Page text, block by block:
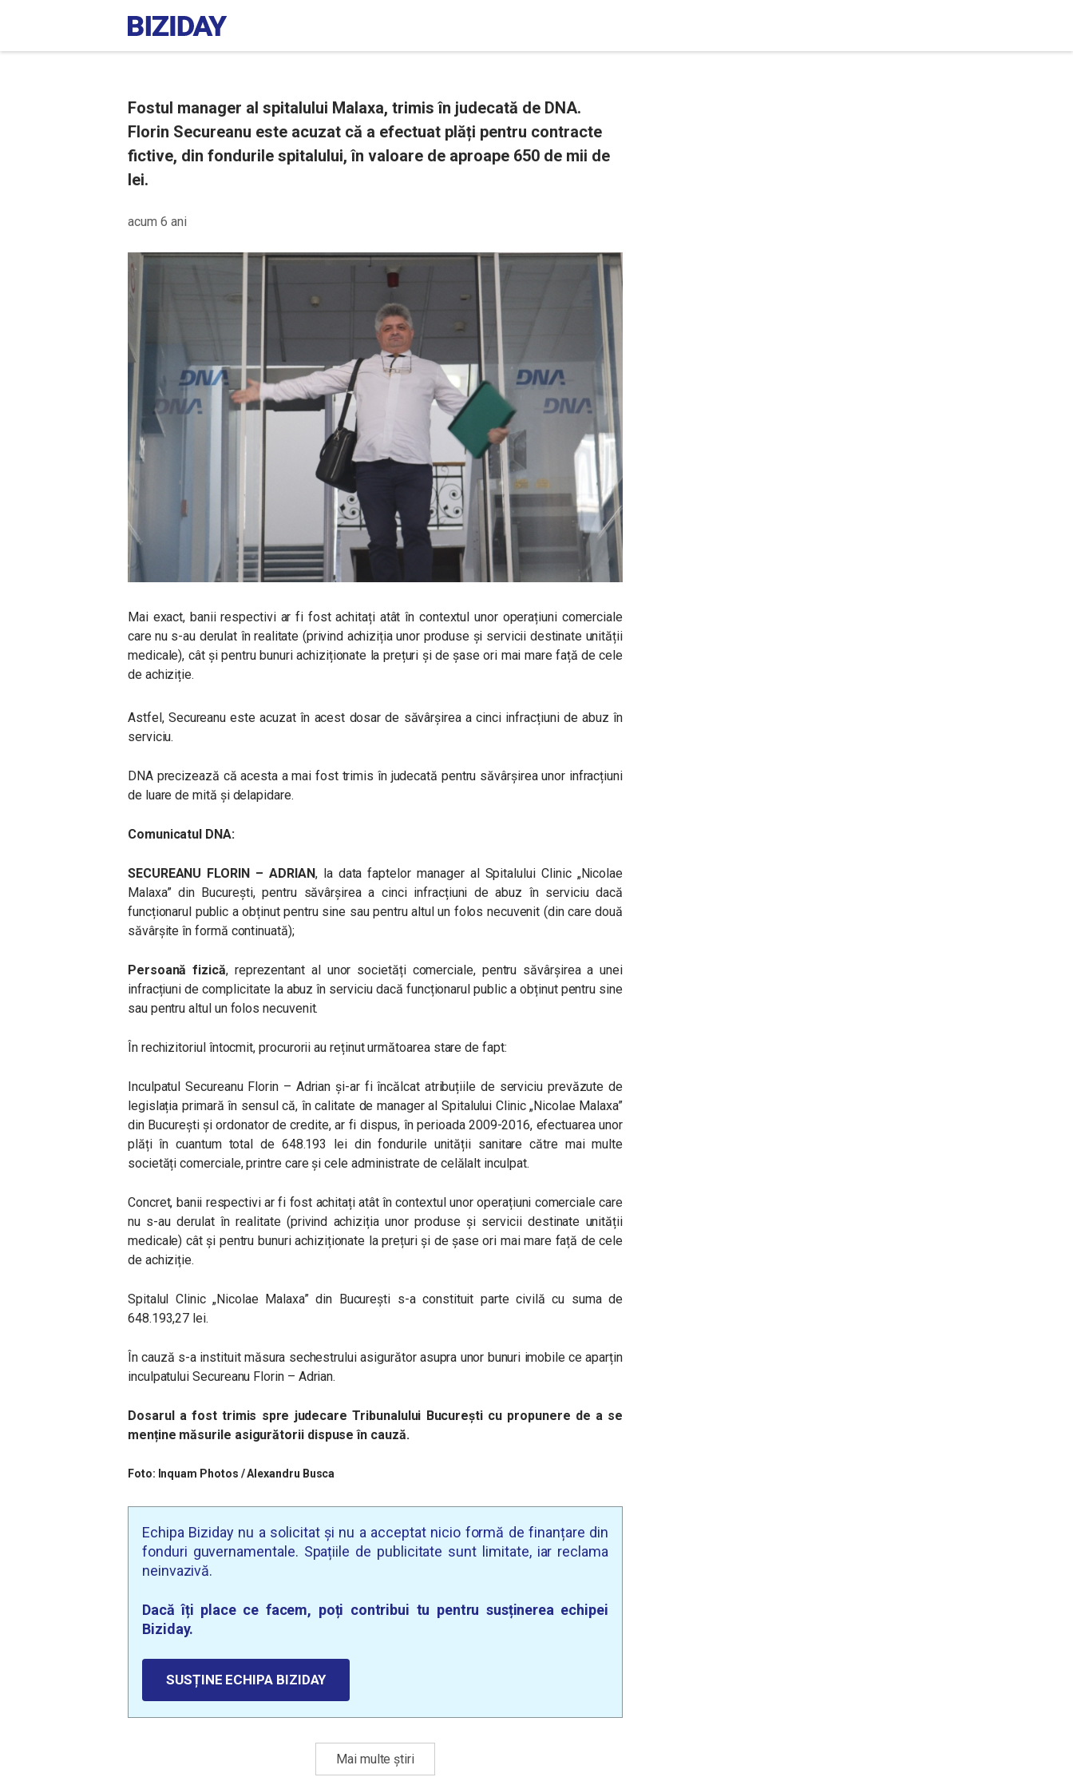
Fostul manager al spitalului Malaxa, trimis în judecată de DNA.
Florin Secureanu este acuzat că a efectuat plăți pentru contracte
fictive, din fondurile spitalului, în valoare de aproape 650 de mii de
lei.
acum 6 ani
Mai exact, banii respectivi ar fi fost achitați atât în contextul unor operațiuni comerciale
care nu s-au derulat în realitate (privind achiziția unor produse și servicii destinate unității
medicale), cât și pentru bunuri achiziționate la prețuri și de șase ori mai mare față de cele
de achiziție.
Astfel, Secureanu este acuzat în acest dosar de săvârșirea a cinci infracțiuni de abuz în
serviciu.
DNA precizează că acesta a mai fost trimis în judecată pentru săvârșirea unor infracțiuni
de luare de mită și delapidare.
Comunicatul DNA:
SECUREANU FLORIN – ADRIAN, la data faptelor manager al Spitalului Clinic „Nicolae
Malaxa” din București, pentru săvârșirea a cinci infracțiuni de abuz în serviciu dacă
funcționarul public a obținut pentru sine sau pentru altul un folos necuvenit (din care două
săvârșite în formă continuată);
Persoană fizică, reprezentant al unor societăți comerciale, pentru săvârșirea a unei
infracțiuni de complicitate la abuz în serviciu dacă funcționarul public a obținut pentru sine
sau pentru altul un folos necuvenit.
În rechizitoriul întocmit, procurorii au reținut următoarea stare de fapt:
Inculpatul Secureanu Florin – Adrian și-ar fi încălcat atribuțiile de serviciu prevăzute de
legislația primară în sensul că, în calitate de manager al Spitalului Clinic „Nicolae Malaxa”
din București și ordonator de credite, ar fi dispus, în perioada 2009-2016, efectuarea unor
plăți în cuantum total de 648.193 lei din fondurile unității sanitare către mai multe
societăți comerciale, printre care și cele administrate de celălalt inculpat.
Concret, banii respectivi ar fi fost achitați atât în contextul unor operațiuni comerciale care
nu s-au derulat în realitate (privind achiziția unor produse și servicii destinate unității
medicale) cât și pentru bunuri achiziționate la prețuri și de șase ori mai mare față de cele
de achiziție.
Spitalul Clinic „Nicolae Malaxa” din București s-a constituit parte civilă cu suma de
648.193,27 lei.
În cauză s-a instituit măsura sechestrului asigurător asupra unor bunuri imobile ce aparțin
inculpatului Secureanu Florin – Adrian.
Dosarul a fost trimis spre judecare Tribunalului București cu propunere de a se
menține măsurile asigurătorii dispuse în cauză.
Foto: Inquam Photos / Alexandru Busca
Echipa Biziday nu a solicitat și nu a acceptat nicio formă de finanțare din
fonduri guvernamentale. Spațiile de publicitate sunt limitate, iar reclama
neinvazivă.
Dacă îți place ce facem, poți contribui tu pentru susținerea echipei
Biziday.
SUSȚINE ECHIPA BIZIDAY
Mai multe știri